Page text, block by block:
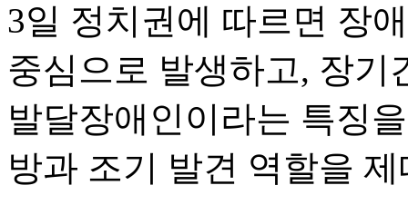
3일 정치권에 따르면 장
중심으로 발생하고, 장기
발달장애인이라는 특징
방과 조기 발견 역할을